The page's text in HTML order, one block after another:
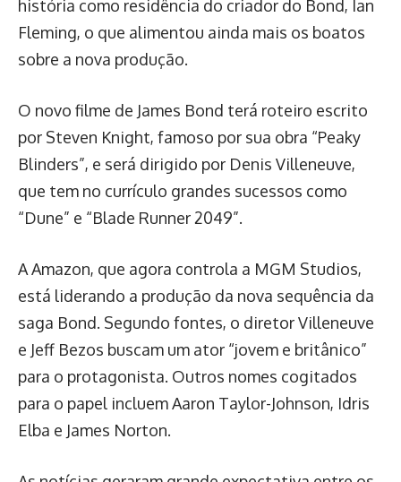
história como residência do criador do Bond, Ian
Fleming, o que alimentou ainda mais os boatos
sobre a nova produção.
O novo filme de James Bond terá roteiro escrito
por Steven Knight, famoso por sua obra “Peaky
Blinders”, e será dirigido por Denis Villeneuve,
que tem no currículo grandes sucessos como
“Dune” e “Blade Runner 2049”.
A Amazon, que agora controla a MGM Studios,
está liderando a produção da nova sequência da
saga Bond. Segundo fontes, o diretor Villeneuve
e Jeff Bezos buscam um ator “jovem e britânico”
para o protagonista. Outros nomes cogitados
para o papel incluem Aaron Taylor-Johnson, Idris
Elba e James Norton.